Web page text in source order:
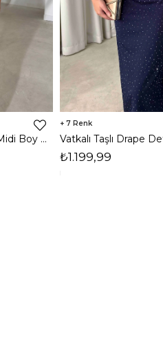
Vatkalı Taşlı Drape Detaylı Midi Boy Kahverengi Jesep Kadın Elbise 26Y282
7
₺1.199,99